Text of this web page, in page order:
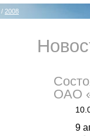
/ 2008
ОАО
9